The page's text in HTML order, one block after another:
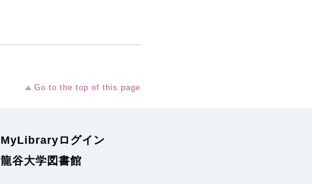
Go to the top of this page
MyLibraryログイン
龍谷大学図書館